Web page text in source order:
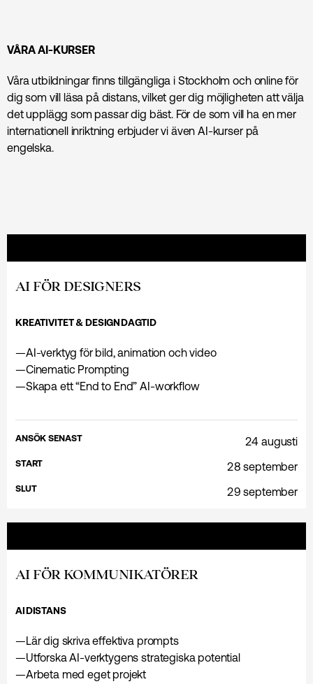
VÅRA AI-KURSER
Våra utbildningar finns tillgängliga i Stockholm och online för
dig som vill läsa på distans, vilket ger dig möjligheten att välja
det upplägg som passar dig bäst. För de som vill ha en mer
internationell inriktning erbjuder vi även AI-kurser på
engelska.
AI FÖR DESIGNERS
KREATIVITET & DESIGNDAGTID
—AI-verktyg för bild, animation och video
—Cinematic Prompting
—Skapa ett “End to End” AI-workflow
ANSÖK SENAST 24 augusti
START 28 september
SLUT 29 september
AI FÖR KOMMUNIKATÖRER
AIDISTANS
—Lär dig skriva effektiva prompts
—Utforska AI-verktygens strategiska potential
—Arbeta med eget projekt